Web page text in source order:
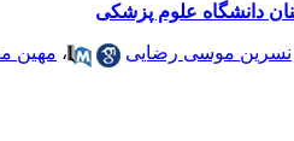
دانشگاه علوم پزشکی
نسرین موسی‏ رضایی ، مهین